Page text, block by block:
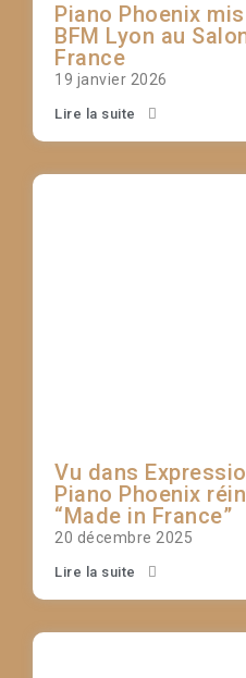
Piano Phoenix
BFM Lyon au
France
19 janvier 2026
Lire la suite
Vu dans
Piano Phoenix
“Made in France”
20 décembre 2025
Lire la suite